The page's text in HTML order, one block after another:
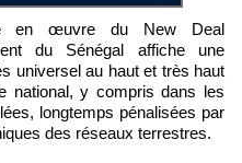
du Sénégal affiche une
universel au haut et très haut
national, y compris dans les
longtemps pénalisées par
des réseaux terrestres.